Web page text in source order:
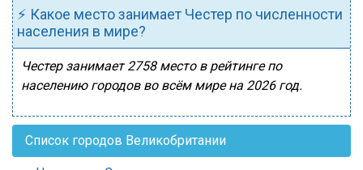
⚡ Какое место занимает Честер по численности
населения в мире?
Честер занимает 2758 место в рейтинге по
населению городов во всём мире на 2026 год.
Список городов Великобритании